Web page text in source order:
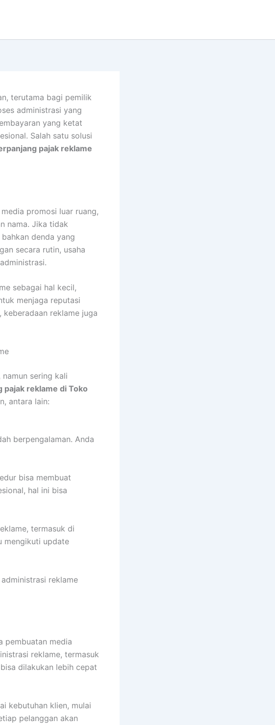
terutama bagi pemilik
administrasi yang
yang ketat
Salah satu solusi
pajak reklame
promosi luar ruang,
nama. Jika tidak
denda yang
secara rutin, usaha
sebagai hal kecil,
menjaga reputasi
reklame juga
sering kali
pajak reklame di Toko
antara lain:
berpengalaman. Anda
bisa membuat
hal ini bisa
termasuk di
mengikuti update
reklame
pembuatan media
reklame, termasuk
dilakukan lebih cepat
kebutuhan klien, mulai
pelanggan akan